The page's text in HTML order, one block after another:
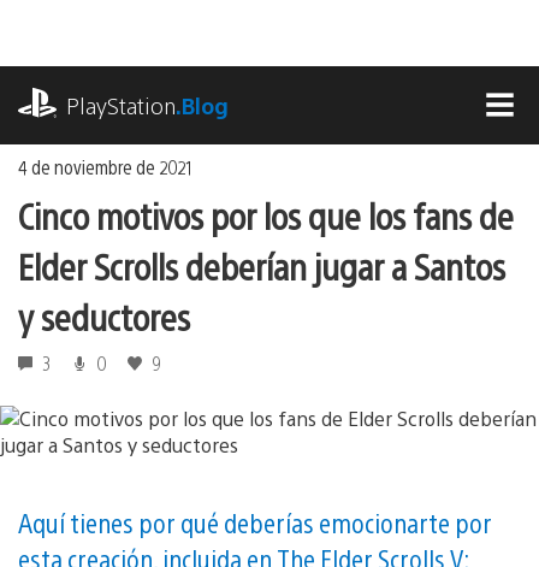
contenido
PlayStation.Blog
4 de noviembre de 2021
Cinco motivos por los que los fans de
Elder Scrolls deberían jugar a Santos
y seductores
3 0 9
Aquí tienes por qué deberías emocionarte por
esta creación, incluida en The Elder Scrolls V: